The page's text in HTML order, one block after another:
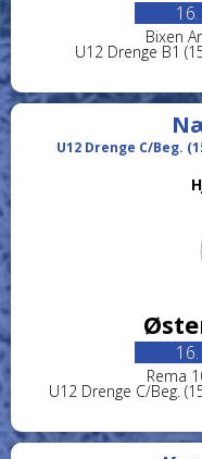
Bixen
U12 Drenge B1
U12 Drenge C/Beg.
Rema
U12 Drenge C/Beg.